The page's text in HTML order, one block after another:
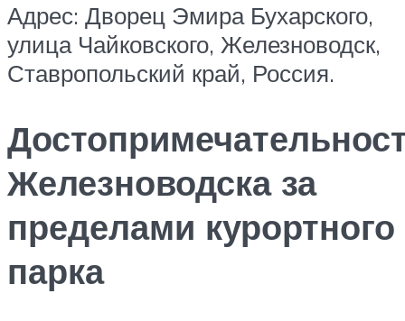
Адрес: Дворец Эмира Бухарского,
улица Чайковского, Железноводск,
Ставропольский край, Россия.
Железноводска за
пределами курортного
парка